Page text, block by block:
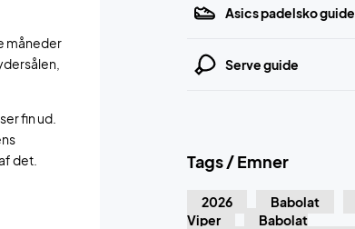
måneder
fin ud.
det.
Asics padelsko guide
Serve guide
Tags / Emner
2026 Babolat
Viper
Babolat